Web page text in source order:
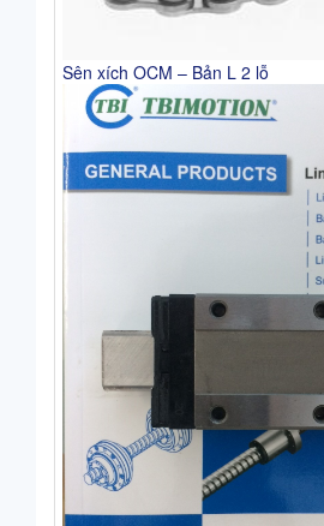
Sên xích OCM – Bản L 2 lỗ